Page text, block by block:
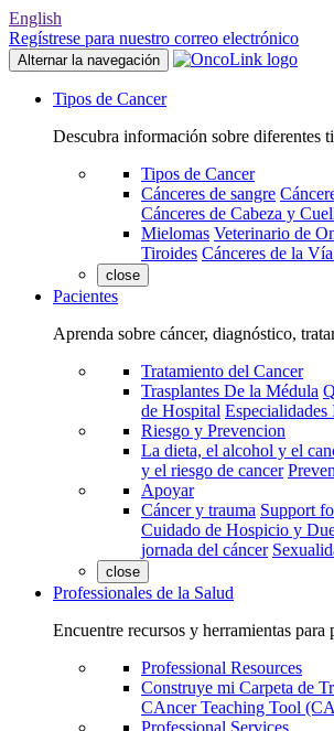
English
Regístrese para nuestro correo electrónico
Alternar la navegación
Tipos de Cancer
Descubra información sobre diferentes
Tipos de Cancer
Cánceres de sangre
Cánceres de Cabeza y
Mielomas Veterinario de
Tiroides Cánceres de la
close
Pacientes
Aprenda sobre cáncer, diagnóstico,
Tratamiento del Cancer
Trasplantes De la Médula
de Hospital Especialidades
Riesgo y Prevencion
La dieta, el alcohol y el
y el riesgo de cancer
Apoyar
Cáncer y trauma Support
Cuidado de Hospicio y
jornada del cáncer
close
Professionales de la Salud
Encuentre recursos y herramientas
Professional Resources
Construye mi Carpeta de
CAncer Teaching Tool
Professional Services